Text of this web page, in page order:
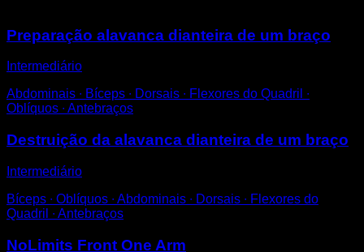
Preparação alavanca dianteira de um braço
Intermediário
Abdominais ∙ Bíceps ∙ Dorsais ∙ Flexores do Quadril ∙
Oblíquos ∙ Antebraços
Destruição da alavanca dianteira de um braço
Intermediário
Bíceps ∙ Oblíquos ∙ Abdominais ∙ Dorsais ∙ Flexores do
Quadril ∙ Antebraços
NoLimits Front One Arm